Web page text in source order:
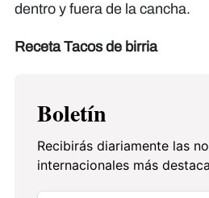
dentro y fuera de la cancha.
Receta Tacos de birria
Boletín
Recibirás diariamente las
internacionales más